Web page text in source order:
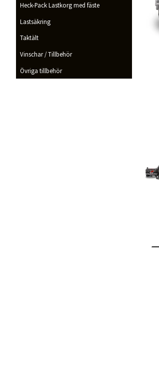
Heck-Pack Lastkorg med fäste
Lastsäkring
Taktält
Vinschar / Tillbehör
Övriga tillbehör